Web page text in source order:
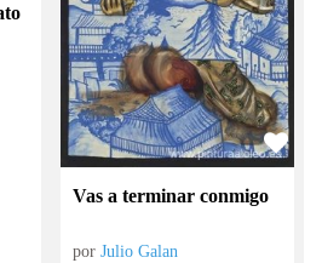
Vas a terminar conmigo
porJulio Galan